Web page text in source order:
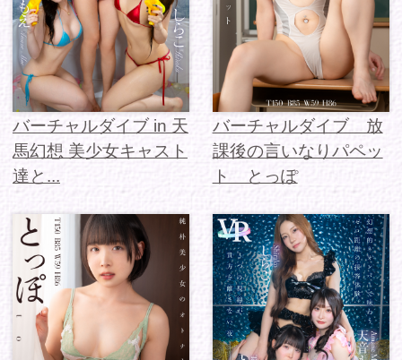
バーチャルダイブ in 天
馬幻想 美少女キャスト
達と...
バーチャルダイブ 放
課後の言いなりパペッ
ト とっぽ
Precious Dress Show
65 とっぽ
モテ期の晩餐 in 天馬幻